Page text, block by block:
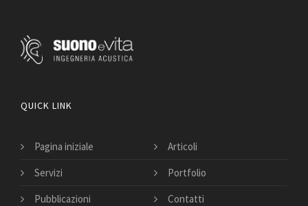
QUICK LINK
Pagina iniziale
Articoli
Servizi
Portfolio
Pubblicazioni
Contatti